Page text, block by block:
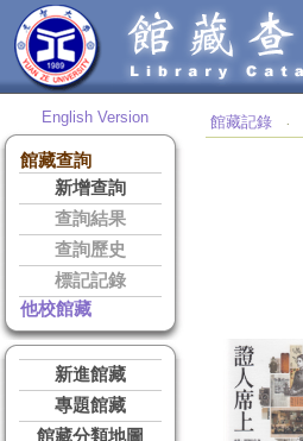
English Version
館藏查詢
新增查詢
查詢結果
查詢歷史
標記記錄
他校館藏
新進館藏
專題館藏
館藏分類地圖
館藏記錄 ‧